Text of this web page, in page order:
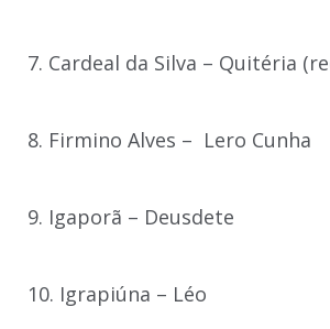
7. Cardeal da Silva – Quitéria
8. Firmino Alves – Lero Cunha
9. Igaporã – Deusdete
10. Igrapiúna – Léo